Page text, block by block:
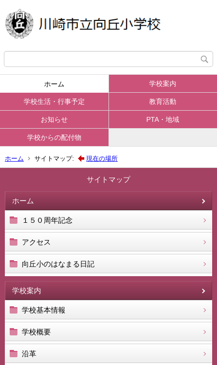
ホーム 学校案内
学校生活・行事予定 教育活動
お知らせ PTA・地域
学校からの配付物
ホーム サイトマップ: 現在の場所
サイトマップ
ホーム
１５０周年記念
アクセス
向丘小のはなまる日記
学校案内
学校基本情報
学校概要
沿革